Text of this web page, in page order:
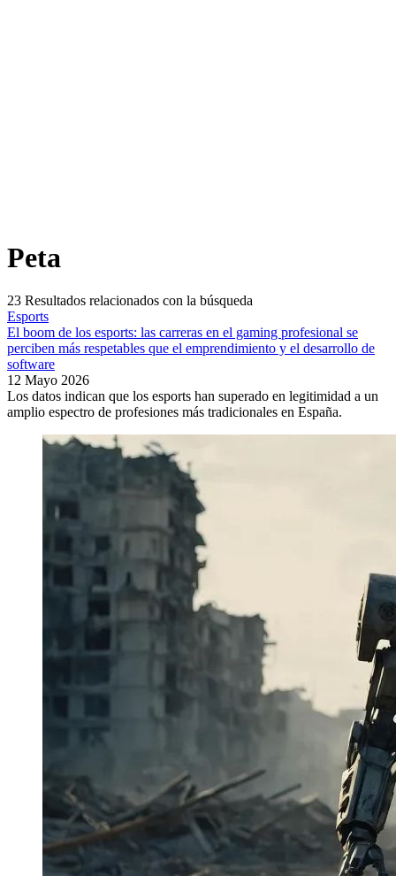
Peta
23 Resultados relacionados con la búsqueda
Esports
El boom de los esports: las carreras en el gaming profesional se
perciben más respetables que el emprendimiento y el desarrollo de
software
12 Mayo 2026
Los datos indican que los esports han superado en legitimidad a un
amplio espectro de profesiones más tradicionales en España.